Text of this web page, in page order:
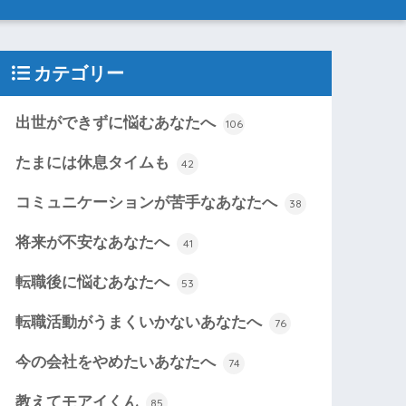
カテゴリー
出世ができずに悩むあなたへ 106
たまには休息タイムも 42
コミュニケーションが苦手なあなたへ 38
将来が不安なあなたへ 41
転職後に悩むあなたへ 53
転職活動がうまくいかないあなたへ 76
今の会社をやめたいあなたへ 74
教えてモアイくん 85